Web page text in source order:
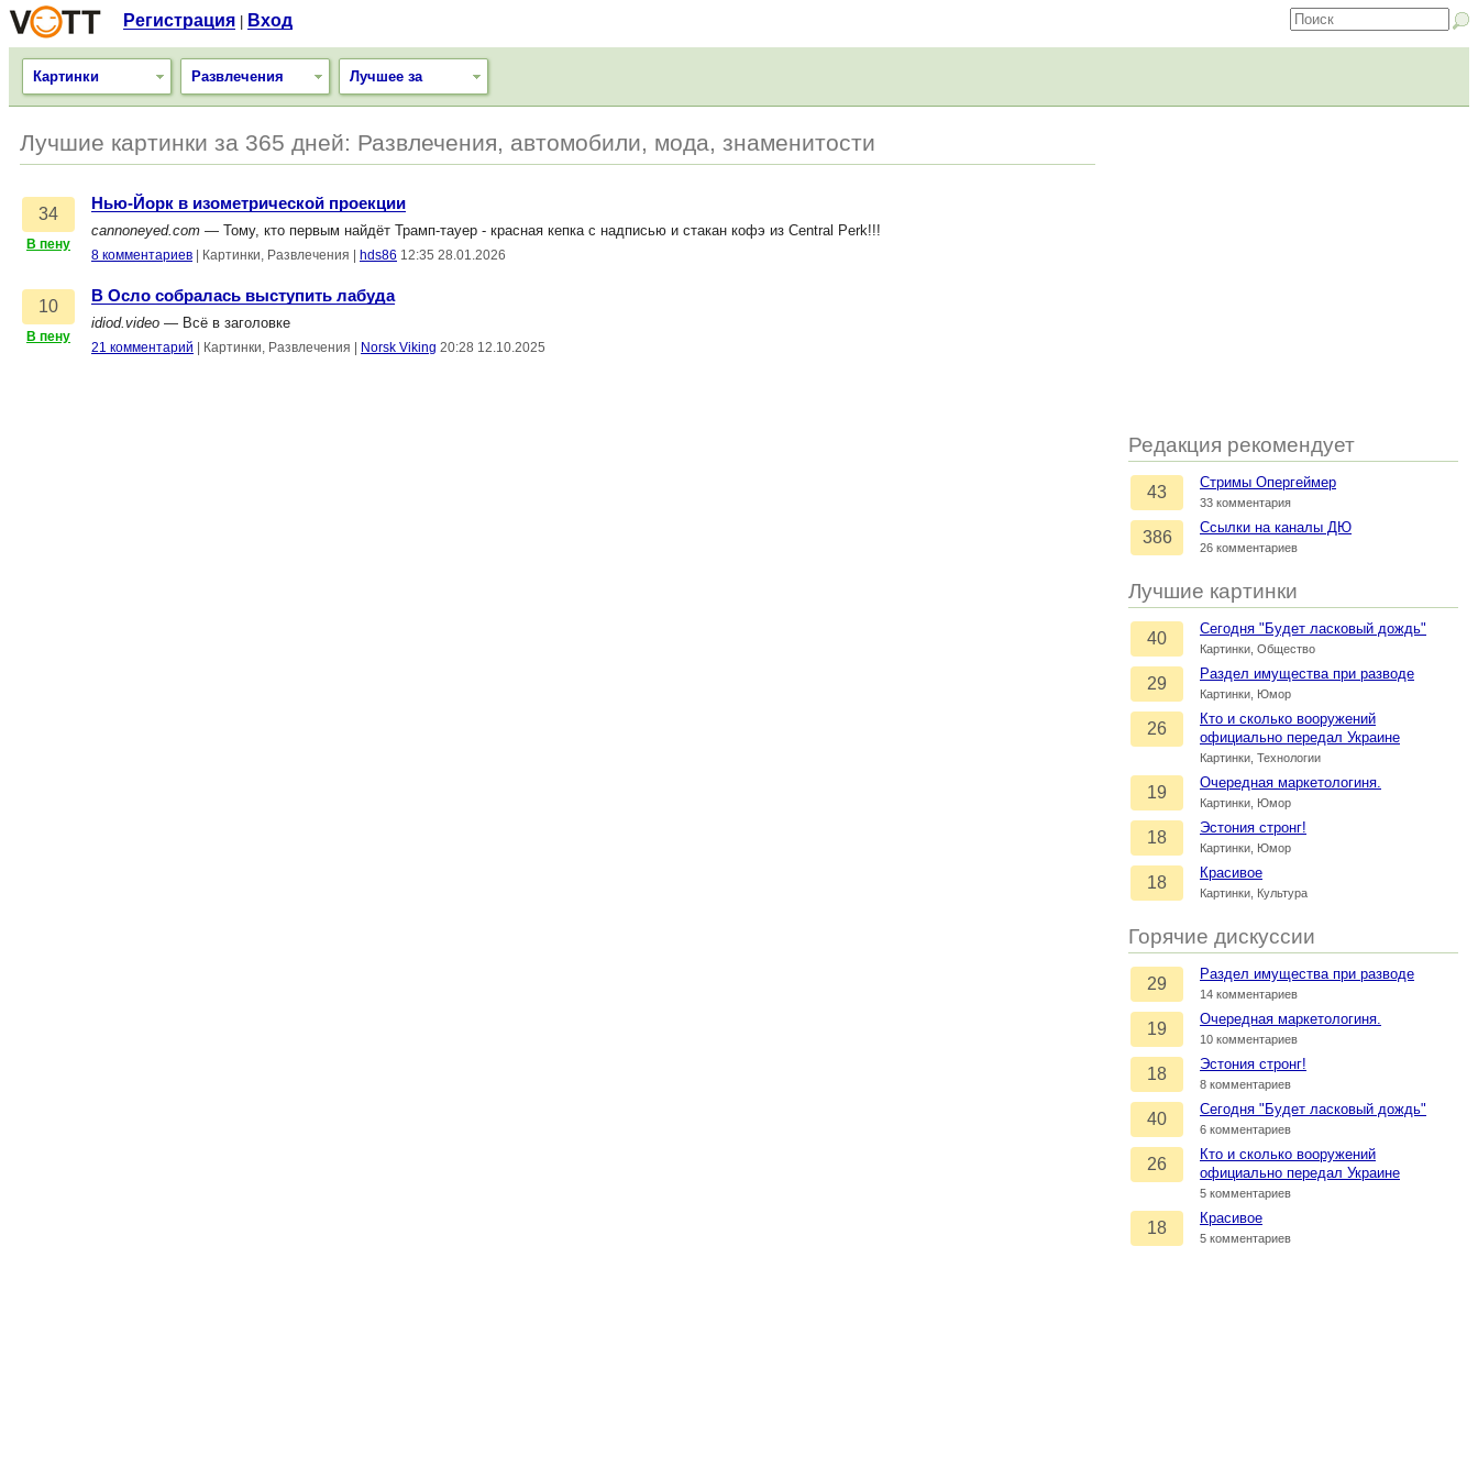
Регистрация Вход
Картинки Развлечения Лучшее за
Редакция рекомендует
43
Стримы Опергеймер
33 комментария
386
Ссылки на каналы ДЮ
26 комментариев
Лучшие картинки
40
Сегодня "Будет ласковый дождь"
Картинки, Общество
29
Раздел имущества при разводе
Картинки, Юмор
26
Кто и сколько вооружений
официально передал Украине
Картинки, Технологии
19
Очередная маркетологиня.
Картинки, Юмор
18
Эстония стронг!
Картинки, Юмор
18
Красивое
Картинки, Культура
Горячие дискуссии
29
Раздел имущества при разводе
14 комментариев
19
Очередная маркетологиня.
10 комментариев
18
Эстония стронг!
8 комментариев
40
Сегодня "Будет ласковый дождь"
6 комментариев
26
Кто и сколько вооружений
официально передал Украине
5 комментариев
18
Красивое
5 комментариев
Лучшие картинки за 365 дней: Развлечения, автомобили, мода, знаменитости
34
В пену
Нью-Йорк в изометрической проекции
cannoneyed.com — Тому, кто первым найдёт Трамп-тауер - красная кепка с надписью и стакан кофэ из Central Perk!!!
8 комментариев Картинки, Развлечения hds86 12:35 28.01.2026
10
В пену
В Осло собралась выступить лабуда
idiod.video — Всё в заголовке
21 комментарий Картинки, Развлечения Norsk Viking 20:28 12.10.2025